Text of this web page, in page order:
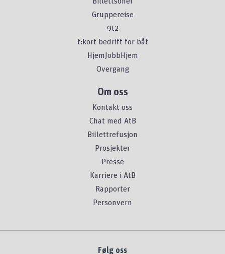
Gruppereise
9t2
t:kort bedrift for båt
HjemJobbHjem
Overgang
Om oss
Kontakt oss
Chat med AtB
Billettrefusjon
Prosjekter
Presse
Karriere i AtB
Rapporter
Personvern
Følg oss